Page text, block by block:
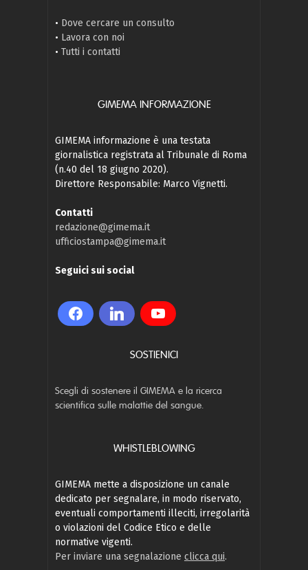
• Dove cercare un consulto
• Lavora con noi
• Tutti i contatti
GIMEMA INFORMAZIONE
GIMEMA informazione è una testata
giornalistica registrata al Tribunale di Roma
(n.40 del 18 giugno 2020).
Direttore Responsabile: Marco Vignetti.
Contatti
redazione@gimema.it
ufficiostampa@gimema.it
Seguici sui social
SOSTIENICI
Scegli di sostenere il GIMEMA e la ricerca
scientifica sulle malattie del sangue.
WHISTLEBLOWING
GIMEMA mette a disposizione un canale
dedicato per segnalare, in modo riservato,
eventuali comportamenti illeciti, irregolarità
o violazioni del Codice Etico e delle
normative vigenti.
Per inviare una segnalazione clicca qui.